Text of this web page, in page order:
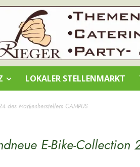
LOKALER STELLENMARKT
des Markenherstellers CAMPUS
E-Bike-Collection